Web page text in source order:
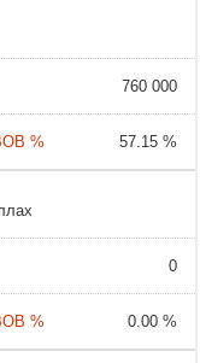
760 000
57.15 %
0
0.00 %